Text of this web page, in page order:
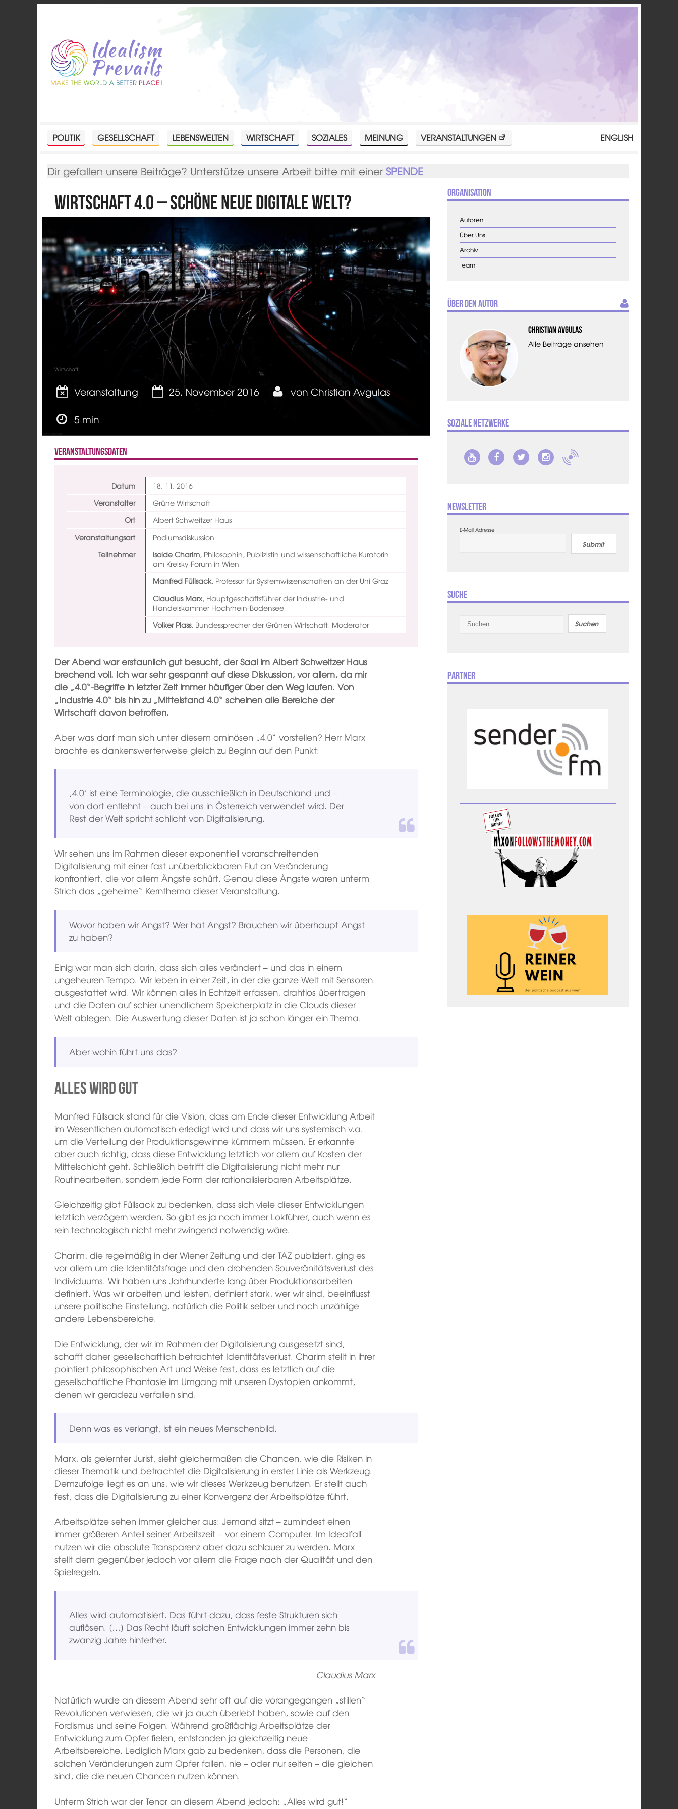
POLITIK GESELLSCHAFT LEBENSWELTEN WIRTSCHAFT SOZIALES MEINUNG VERANSTALTUNGEN ENGLISH
Dir gefallen unsere Beiträge? Unterstütze unsere Arbeit bitte mit einerSPENDE
Wirtschaft 4.0 – Schöne neue digitale Welt?
Wirtschaft
Veranstaltung 25. November 2016 von Christian Avgulas
5 min
Veranstaltungsdaten
Datum 18. 11. 2016
Veranstalter
Grüne Wirtschaft
Ort
Albert Schweitzer Haus
Veranstaltungsart
Podiumsdiskussion
Teilnehmer
Isolde Charim, Philosophin, Publizistin und wissenschaftliche Kuratorin
am Kreisky Forum in Wien
Manfred Füllsack, Professor für Systemwissenschaften an der Uni Graz
Claudius Marx, Hauptgeschäftsführer der Industrie- und
Handelskammer Hochrhein-Bodensee
Volker Plass, Bundessprecher der Grünen Wirtschaft, Moderator
Der Abend war erstaunlich gut besucht, der Saal im Albert Schweitzer Haus
brechend voll. Ich war sehr gespannt auf diese Diskussion, vor allem, da mir
die „4.0“-Begriffe in letzter Zeit immer häufiger über den Weg laufen. Von
„Industrie 4.0“ bis hin zu „Mittelstand 4.0“ scheinen alle Bereiche der
Wirtschaft davon betroffen.
Aber was darf man sich unter diesem ominösen „4.0“ vorstellen? Herr Marx
brachte es dankenswerterweise gleich zu Beginn auf den Punkt:
‚4.0‘ ist eine Terminologie, die ausschließlich in Deutschland und –
von dort entlehnt – auch bei uns in Österreich verwendet wird. Der
Rest der Welt spricht schlicht von Digitalisierung.
Wir sehen uns im Rahmen dieser exponentiell voranschreitenden
Digitalisierung mit einer fast unüberblickbaren Flut an Veränderung
konfrontiert, die vor allem Ängste schürt. Genau diese Ängste waren unterm
Strich das „geheime“ Kernthema dieser Veranstaltung.
Wovor haben wir Angst? Wer hat Angst? Brauchen wir überhaupt Angst
zu haben?
Einig war man sich darin, dass sich alles verändert – und das in einem
ungeheuren Tempo. Wir leben in einer Zeit, in der die ganze Welt mit Sensoren
ausgestattet wird. Wir können alles in Echtzeit erfassen, drahtlos übertragen
und die Daten auf schier unendlichem Speicherplatz in die Clouds dieser
Welt ablegen. Die Auswertung dieser Daten ist ja schon länger ein Thema.
Aber wohin führt uns das?
Alles wird gut
Manfred Füllsack stand für die Vision, dass am Ende dieser Entwicklung Arbeit
im Wesentlichen automatisch erledigt wird und dass wir uns systemisch v.a.
um die Verteilung der Produktionsgewinne kümmern müssen. Er erkannte
aber auch richtig, dass diese Entwicklung letztlich vor allem auf Kosten der
Mittelschicht geht. Schließlich betrifft die Digitalisierung nicht mehr nur
Routinearbeiten, sondern jede Form der rationalisierbaren Arbeitsplätze.
Gleichzeitig gibt Füllsack zu bedenken, dass sich viele dieser Entwicklungen
letztlich verzögern werden. So gibt es ja noch immer Lokführer, auch wenn es
rein technologisch nicht mehr zwingend notwendig wäre.
Charim, die regelmäßig in der Wiener Zeitung und der TAZ publiziert, ging es
vor allem um die Identitätsfrage und den drohenden Souveränitätsverlust des
Individuums. Wir haben uns Jahrhunderte lang über Produktionsarbeiten
definiert. Was wir arbeiten und leisten, definiert stark, wer wir sind, beeinflusst
unsere politische Einstellung, natürlich die Politik selber und noch unzählige
andere Lebensbereiche.
Die Entwicklung, der wir im Rahmen der Digitalisierung ausgesetzt sind,
schafft daher gesellschaftlich betrachtet Identitätsverlust. Charim stellt in ihrer
pointiert philosophischen Art und Weise fest, dass es letztlich auf die
gesellschaftliche Phantasie im Umgang mit unseren Dystopien ankommt,
denen wir geradezu verfallen sind.
Denn was es verlangt, ist ein neues Menschenbild.
Marx, als gelernter Jurist, sieht gleichermaßen die Chancen, wie die Risiken in
dieser Thematik und betrachtet die Digitalisierung in erster Linie als Werkzeug.
Demzufolge liegt es an uns, wie wir dieses Werkzeug benutzen. Er stellt auch
fest, dass die Digitalisierung zu einer Konvergenz der Arbeitsplätze führt.
Arbeitsplätze sehen immer gleicher aus: Jemand sitzt – zumindest einen
immer größeren Anteil seiner Arbeitszeit – vor einem Computer. Im Idealfall
nutzen wir die absolute Transparenz aber dazu schlauer zu werden. Marx
stellt dem gegenüber jedoch vor allem die Frage nach der Qualität und den
Spielregeln.
Alles wird automatisiert. Das führt dazu, dass feste Strukturen sich
auflösen. […] Das Recht läuft solchen Entwicklungen immer zehn bis
zwanzig Jahre hinterher.
Claudius Marx
Natürlich wurde an diesem Abend sehr oft auf die vorangegangen „stillen“
Revolutionen verwiesen, die wir ja auch überlebt haben, sowie auf den
Fordismus und seine Folgen. Während großflächig Arbeitsplätze der
Entwicklung zum Opfer fielen, entstanden ja gleichzeitig neue
Arbeitsbereiche. Lediglich Marx gab zu bedenken, dass die Personen, die
solchen Veränderungen zum Opfer fallen, nie – oder nur selten – die gleichen
sind, die die neuen Chancen nutzen können.
Unterm Strich war der Tenor an diesem Abend jedoch: „Alles wird gut!“
Organisation
Autoren
Über Uns
Archiv
Team
Über den Autor
Christian Avgulas
Alle Beiträge ansehen
Soziale Netzwerke
Newsletter
E-Mail Adresse
Submit
Suche
nach:
Partner